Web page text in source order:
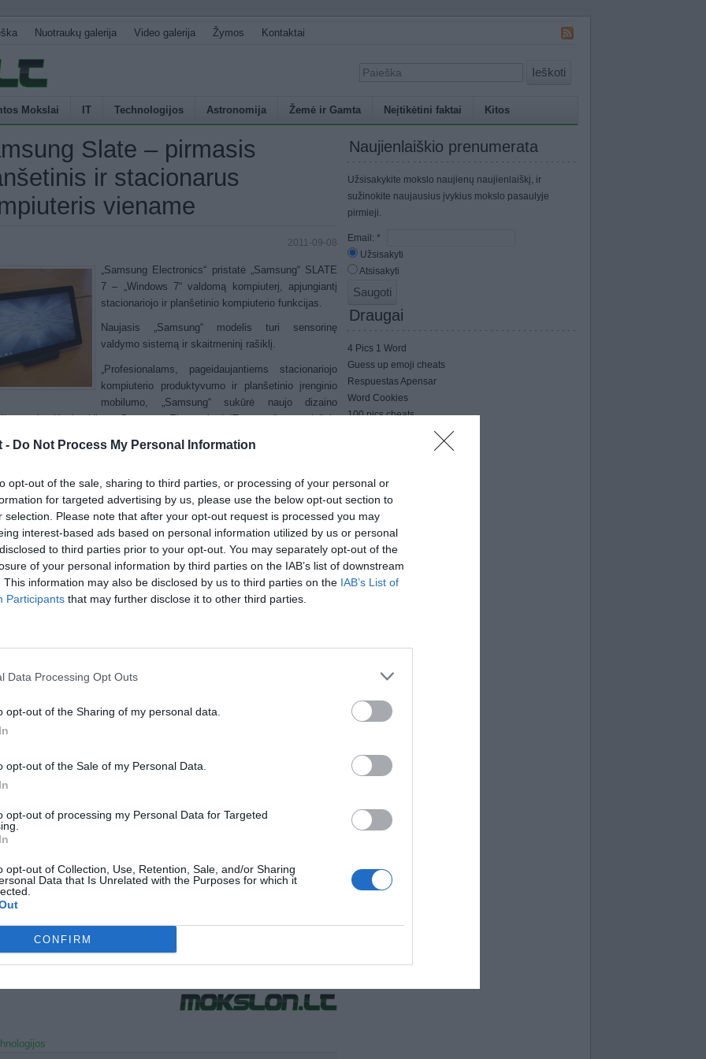
- Do Not Process My Personal Information
opt-out of the sale, sharing to third parties, or processing of your personal or
for targeted advertising by us, please use the below opt-out section to
selection. Please note that after your opt-out request is processed you may
interest-based ads based on personal information utilized by us or personal
to third parties prior to your opt-out. You may separately opt-out of the
of your personal information by third parties on the IAB’s list of downstream
This information may also be disclosed by us to third parties on the IAB’s List of
Participants that may further disclose it to other third parties.
Data Processing Opt Outs
opt-out of the Sharing of my personal data.
opt-out of the Sale of my Personal Data.
opt-out of processing my Personal Data for Targeted
opt-out of Collection, Use, Retention, Sale, and/or Sharing
Data that Is Unrelated with the Purposes for which it
CONFIRM
Nuotraukų galerija Video galerija Žymos Kontaktai
Ieškoti
Mokslai IT Technologijos Astronomija Žemė ir Gamta Neįtikėtini faktai Kitos
Slate – pirmasis
ir stacionarus
viename
2011-09-08
„Samsung Electronics“ pristatė „Samsung“ SLATE
7 – „Windows 7“ valdomą kompiuterį, apjungiantį
stacionariojo ir planšetinio kompiuterio funkcijas.
Naujasis „Samsung“ modelis turi sensorinę
valdymo sistemą ir skaitmeninį rašiklį.
„Profesionalams, pageidaujantiems stacionariojo
kompiuterio produktyvumo ir planšetinio įrenginio
mobilumo, „Samsung“ sukūrė naujo dizaino
– sakė Kyuho Uhm, „Samsung Electronics“ IT sprendimų padalinio
kompiuteriai – revoliucinga naujovė kompiuterių pasaulyje.
kad SLATE PC 7 serijos kompiuteris yra 1,3 cm storio ir sveria
Dėl įrengto „Intel Core i5“ procesoriaus ir 11,6 colių (29,5 cm) ekrano
tinkamas ir pramogoms, ir darbui. Prijungus „Bluetooth“ klaviatūrą ir
pelę, „SLATE PC 7“ veikia kaip stalinis kompiuteris, be jų virsta
planšetiniu įrenginiu.
„Samsung“ atstovų, kelionėje naudodamasis SLATE PC 7 kompiuteriu
gali persiųsti dokumentus klientui, darbo susitikimuose žymėtis
Pilnai įkrovus bateriją kompiuteriu galima dirbti apie 7 valandas.
galima žymėtis pastabas, kurti „Microsoft Office 2010“ dokumentus
kameros: 2 mln. vaizdo elementų – priekyje ir 3 mln. vaizdo elementų –
Užfiksuotus įrašus patogu išsaugoti ir persiųsti naudojant USB jungtį ir
kad skystųjų kristalų (LCD) „SuperBright“ technologijos 400 nitų
ekrane matomas aiškus ir raiškus vaizdas – 100 proc. ryškesnis nei
PC 7“ kompiuteryje įdiegta „FastStart“ technologija, dėl kurios įrenginys
greičiau pasiruošia darbui ir „pabunda“ iš budėjimo režimo. Kompiuterio
bei „Windows“ operacinei sistemai pritaikyti žaidimai, sakoma
pranešime.
Balsas.lt
Views:1,229
Naujienlaiškio prenumerata
Užsisakykite mokslo naujienų naujienlaiškį, ir
sužinokite naujausius įvykius mokslo pasaulyje
pirmieji.
Email: *
Užsisakyti
Atsisakyti
Draugai
4 Pics 1 Word
Guess up emoji cheats
Respuestas Apensar
Word Cookies
100 pics cheats
4 bilder 1 wort lösungen
Games-helper.com
Word Bubbles answers